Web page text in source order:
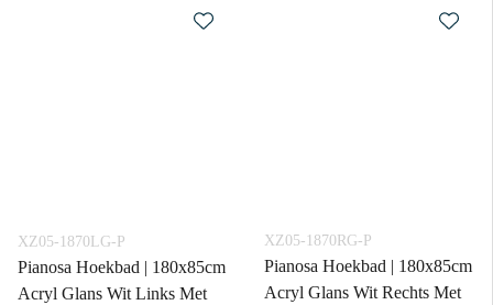
XZ05-1870LG-P
Pianosa Hoekbad | 180x85cm
Acryl Glans Wit Links Met
XZ05-1870RG-P
Pianosa Hoekbad | 180x85cm
Acryl Glans Wit Rechts Met